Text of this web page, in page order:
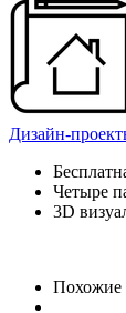
Дизайн-
Четыре
3D
Похожие